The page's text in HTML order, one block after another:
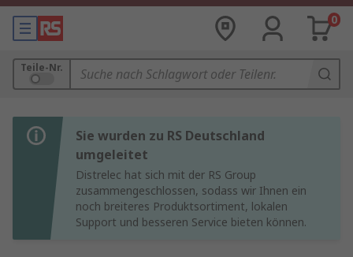
0
Teile-Nr.
Sie wurden zu RS Deutschland
umgeleitet
Distrelec hat sich mit der RS Group
zusammengeschlossen, sodass wir Ihnen ein
noch breiteres Produktsortiment, lokalen
Support und besseren Service bieten können.